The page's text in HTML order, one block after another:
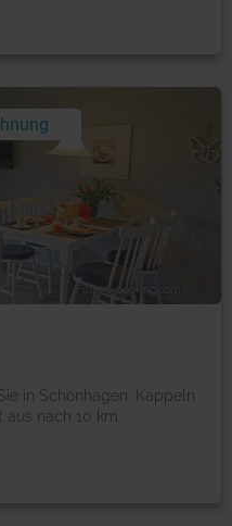
Foto: © booking.com
in Schönhagen. Kappeln
nach 10 km.